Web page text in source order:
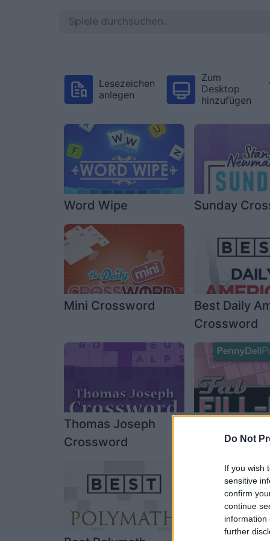
Do Not
If you wish
sensitive
confirm
continue
information
further
Lesezeichen
anlegen
Zum
Desktop
hinzufügen
Word Wipe Sunday
Mini Crossword
Best Daily
Crossword
Thomas Joseph
Crossword